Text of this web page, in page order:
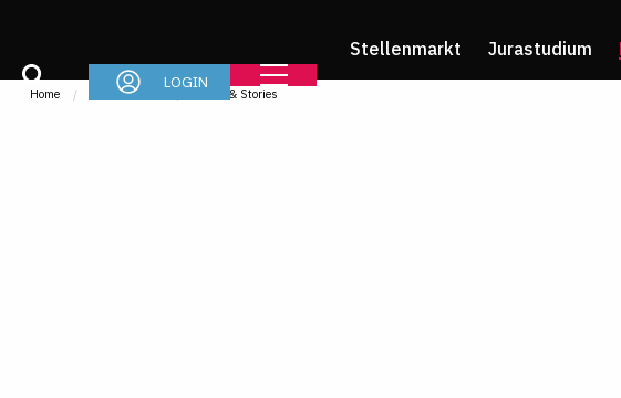
Stellenmarkt Jurastudium
LOGIN
Home Referendariat News & Stories